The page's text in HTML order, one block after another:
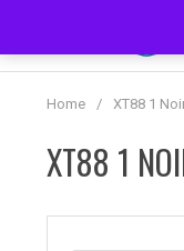
contenu
Home / XT88 1
XT88 1